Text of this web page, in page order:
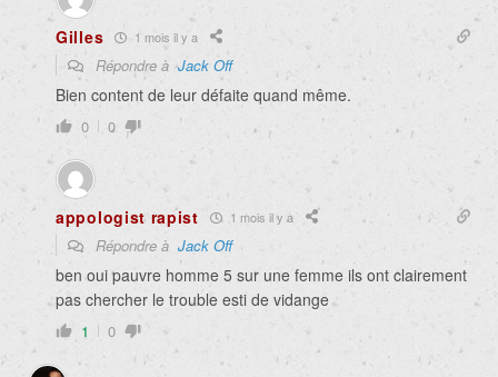
Gilles 1 mois il y a
Répondre àJack Off
Bien content de leur défaite quand même.
0 0
appologist rapist 1 mois il y a
Répondre à Jack Off
ben oui pauvre homme 5 sur une femme ils ont clairement
pas chercher le trouble esti de vidange
1 0